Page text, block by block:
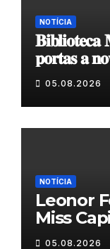
NOTÍCIA
𝐩𝐨𝐫𝐭𝐚𝐬 𝐚
𝐝𝐮𝐫𝐚𝐧𝐭𝐞 𝐨
05.08.2026
NOTÍCIA
Leonor
Miss
05.08.2026